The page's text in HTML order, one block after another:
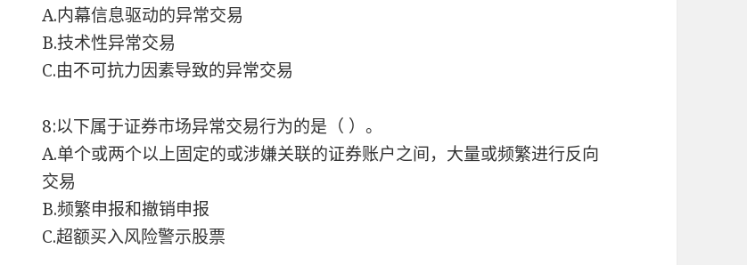
A.内幕信息驱动的异常交易
B.技术性异常交易
C.由不可抗力因素导致的异常交易
8:以下属于证券市场异常交易行为的是（ ）。
A.单个或两个以上固定的或涉嫌关联的证券账户之间，大量或频繁进行反向
交易
B.频繁申报和撤销申报
C.超额买入风险警示股票